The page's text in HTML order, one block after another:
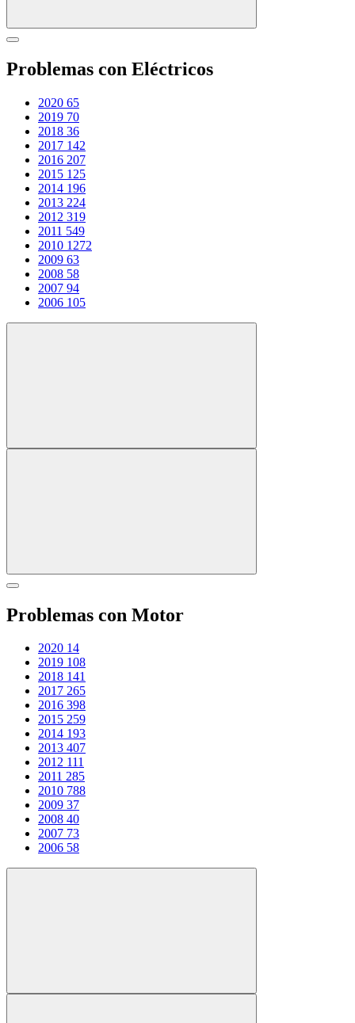
Problemas con Eléctricos
2020 65
2019 70
2018 36
2017 142
2016 207
2015 125
2014 196
2013 224
2012 319
2011 549
2010 1272
2009 63
2008 58
2007 94
2006 105
Problemas con Motor
2020 14
2019 108
2018 141
2017 265
2016 398
2015 259
2014 193
2013 407
2012 111
2011 285
2010 788
2009 37
2008 40
2007 73
2006 58